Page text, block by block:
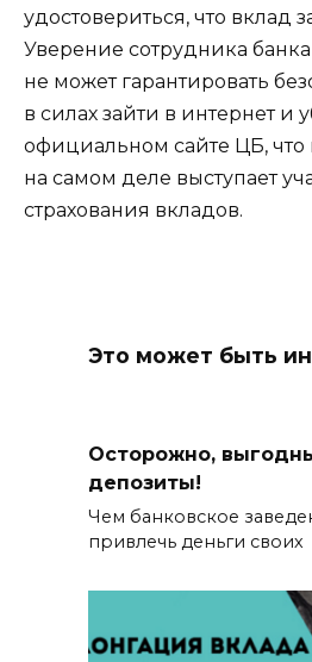
удостовериться, что вклад
Уверение сотрудника
не может гарантировать
в силах зайти в интернет и
официальном сайте ЦБ, что
на самом деле выступает
страхования вкладов.
Это может быть
Осторожно,
депозиты!
Чем банковское
привлечь деньги своих